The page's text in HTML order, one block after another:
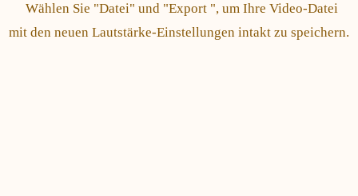
Wählen Sie "Datei" und "Export ", um Ihre Video-Datei
mit den neuen Lautstärke-Einstellungen intakt zu speichern.